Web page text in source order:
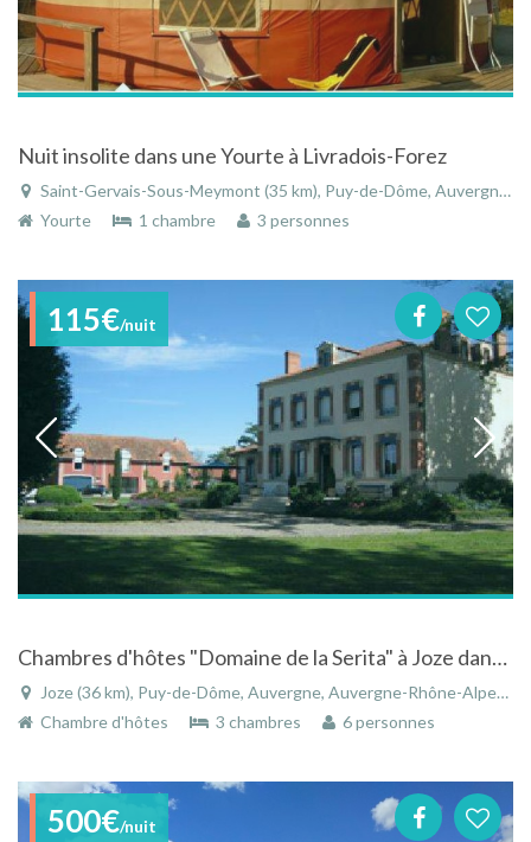
Nuit insolite dans une Yourte à Livradois-Forez
Saint-Gervais-Sous-Meymont (35 km), Puy-de-Dôme, Auvergne, Auvergne-Rhône-Alpes, France
Yourte
1 chambre 3 personnes
115€/nuit
Chambres d'hôtes "Domaine de la Serita" à Joze dans le Puy-de-Dôme en Auvergne avec piscine
Joze (36 km), Puy-de-Dôme, Auvergne, Auvergne-Rhône-Alpes, France
Chambre d'hôtes
3 chambres 6 personnes
500€/nuit